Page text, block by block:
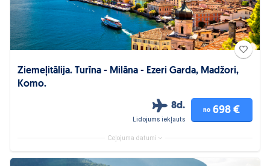
Ziemeļitālija. Turīna - Milāna - Ezeri Garda, Madžori,
Komo.
8d.
Lidojums iekļauts
no 698 €
Ceļojuma datumi